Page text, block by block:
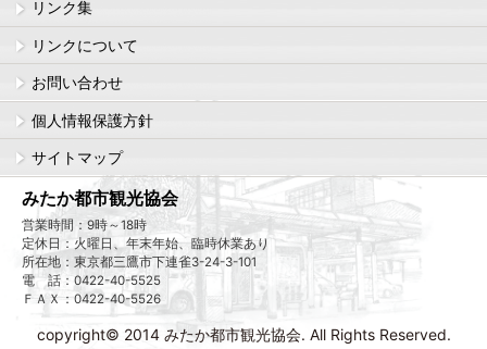
リンク集
リンクについて
お問い合わせ
個人情報保護方針
サイトマップ
みたか都市観光協会
営業時間：9時～18時
定休日：火曜日、年末年始、臨時休業あり
所在地：東京都三鷹市下連雀3-24-3-101
電 話：0422-40-5525
ＦＡＸ：0422-40-5526
copyright© 2014 みたか都市観光協会. All Rights Reserved.